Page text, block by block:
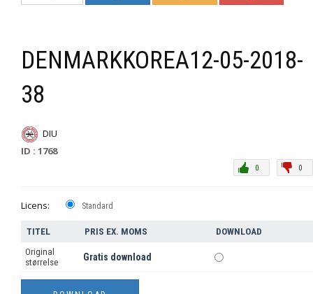
DENMARKKOREA12-05-2018-
38
DIU
ID : 1768
0
0
Licens: Standard
TITEL PRIS EX. MOMS
DOWNLOAD
Original
størrelse
Gratis download